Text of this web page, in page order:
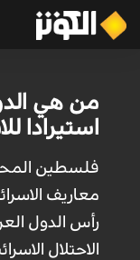
من هي
استيرادا
فلسطين
معاريف
رأس الدول
الاحتلال